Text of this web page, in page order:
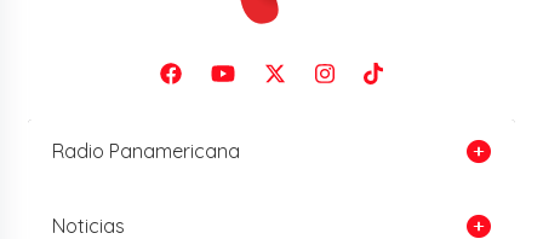
Radio Panamericana
Noticias